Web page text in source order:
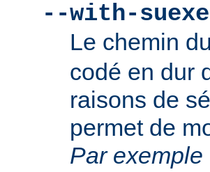
--with-
Le chemin
codé en dur
raisons de
permet de
Par exemple